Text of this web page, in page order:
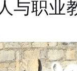
与职业